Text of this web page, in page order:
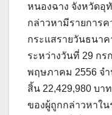
หนองฉาง จังหวัดอุ
กล่าวหามีรายการ
กระแสรายวันธนา
ระหว่างวันที่ 29 กร
พฤษภาคม 2556 จำ
สิ้น 22,429,980 บา
ของผู้ถูกกล่าวหาใน